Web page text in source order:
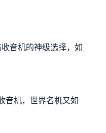
音机的神级选择，如
音机，世界名机又如